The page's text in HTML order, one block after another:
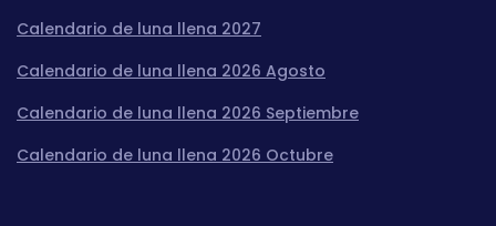
Calendario de luna llena 2027
Calendario de luna llena 2026 Agosto
Calendario de luna llena 2026 Septiembre
Calendario de luna llena 2026 Octubre